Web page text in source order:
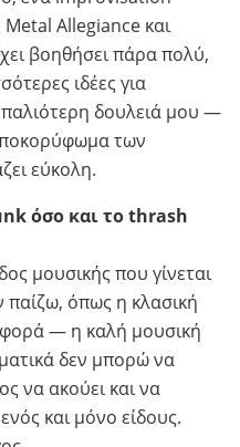
Metal Allegiance και
βοηθήσει πάρα πολύ,
ιδέες για
παλιότερη δουλειά μου —
των
εύκολη.
όσο και το thrash
μουσικής που γίνεται
παίζω, όπως η κλασική
— η καλή μουσική
δεν μπορώ να
να ακούει και να
και μόνο είδους.